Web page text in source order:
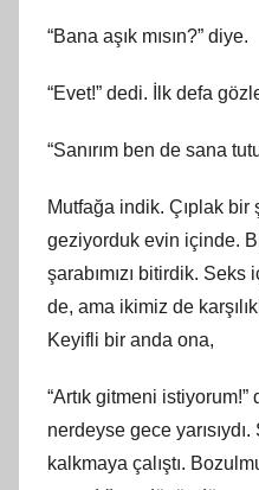
“Bana aşık mısın?” diye.
“Evet!” dedi. İlk defa
“Sanırım ben de sana
Mutfağa indik. Çıplak
geziyorduk evin içinde.
şarabımızı bitirdik.
de, ama ikimiz de
Keyifli bir anda ona,
“Artık gitmeni istiyorum!”
nerdeyse gece
kalkmaya çalıştı.